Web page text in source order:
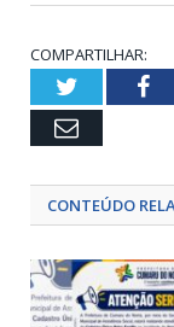
COMPARTILHAR:
Twitter
Email
CONTEÚDO